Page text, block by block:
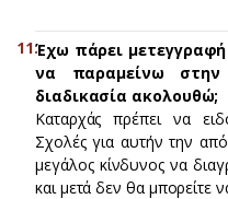
Έχω πάρει
να παραμείνω
διαδικασία ακολουθώ;
Kαταρχάς πρέπει να
Σχολές για αυτήν την
μεγάλος κίνδυνος να
και μετά δεν θα μπορείτε